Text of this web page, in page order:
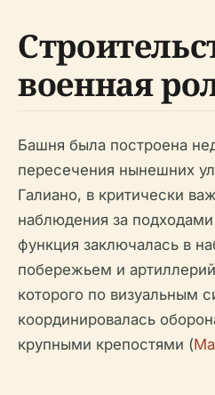
военная
Башня была построена
пересечения нынешних
Галиано, в критически
наблюдения за
функция заключалась в
побережьем и
которого по визуальным
координировалась
крупными крепостями (